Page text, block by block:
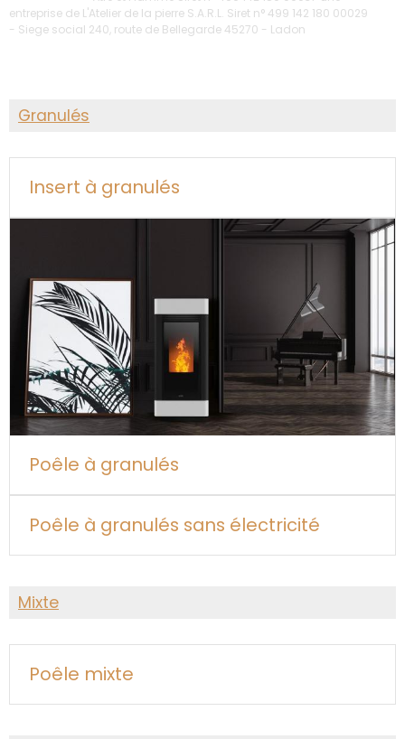
entreprise de L'Atelier de la pierre S.A.R.L. Siret n° 499 142 180 00029
- Siege social 240, route de Bellegarde 45270 - Ladon
Granulés
Insert à granulés
Poêle à granulés
Poêle à granulés sans électricité
Mixte
Poêle mixte